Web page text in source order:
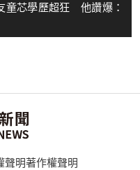
童芯學歷超狂 他讚爆：
聲明著作權聲明